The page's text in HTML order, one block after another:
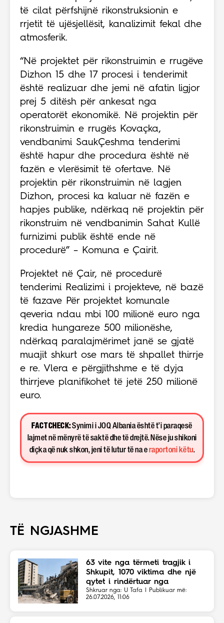
të cilat përfshijnë rikonstruksionin e
rrjetit të ujësjellësit, kanalizimit fekal dhe
atmosferik.
“Në projektet për rikonstruimin e rrugëve
Dizhon 15 dhe 17 procesi i tenderimit
është realizuar dhe jemi në afatin ligjor
prej 5 ditësh për ankesat nga
operatorët ekonomikë. Në projektin për
rikonstruimin e rrugës Kovaçka,
vendbanimi SaukÇeshma tenderimi
është hapur dhe procedura është në
fazën e vlerësimit të ofertave. Në
projektin për rikonstruimin në lagjen
Dizhon, procesi ka kaluar në fazën e
hapjes publike, ndërkaq në projektin për
rikonstruim në vendbanimin Sahat Kullë
furnizimi publik është ende në
procedurë” – Komuna e Çairit.
Projektet në Çair, në procedurë
tenderimi Realizimi i projekteve, në bazë
të fazave Për projektet komunale
qeveria ndau mbi 100 milionë euro nga
kredia hungareze 500 milionëshe,
ndërkaq paralajmërimet janë se gjatë
muajit shkurt ose mars të shpallet thirrje
e re. Vlera e përgjithshme e të dyja
thirrjeve planifikohet të jetë 250 milionë
euro.
FACT CHECK:Synimi i JOQ Albania është t’i paraqesë
lajmet në mënyrë të saktë dhe të drejtë. Nëse ju shikoni
diçka që nuk shkon, jeni të lutur të na e raportoni këtu.
TË NGJASHME
63 vite nga tërmeti tragjik i
Shkupit, 1070 viktima dhe një
qytet i rindërtuar nga
solidariteti botëror
Shkruar nga: U Tafa | Publikuar më:
26.07.2026, 11:06